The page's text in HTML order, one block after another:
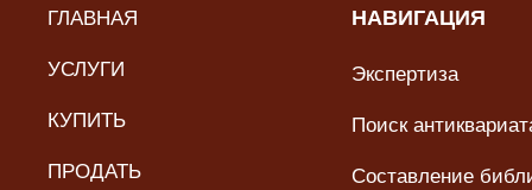
ГЛАВНАЯ
УСЛУГИ
КУПИТЬ
ПРОДАТЬ
НАВИГАЦИЯ
Экспертиза
Поиск
Составление